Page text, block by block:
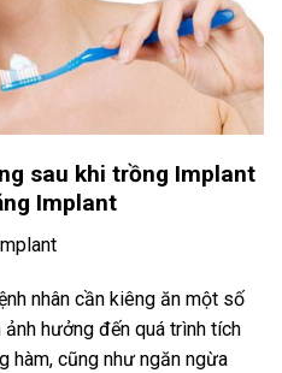
sau khi trồng Implant
Implant
nhân cần kiêng ăn một số
hưởng đến quá trình tích
hàm, cũng như ngăn ngừa